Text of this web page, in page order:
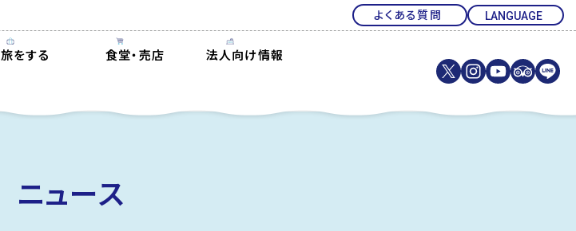
よくある質問
旅をする 食堂・売店 法人向け情報
ニュース